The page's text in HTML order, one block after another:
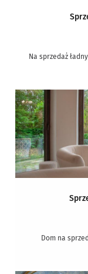
Na sprzedaż
Dom na